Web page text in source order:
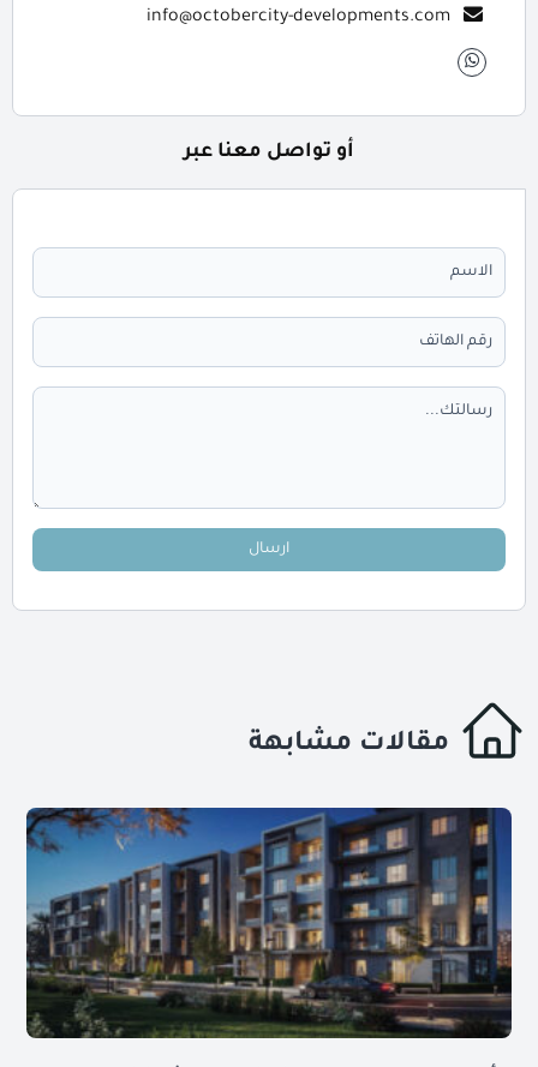
info@octobercity-developments.com
أو تواصل معنا عبر
ارسال
مقالات مشابهة